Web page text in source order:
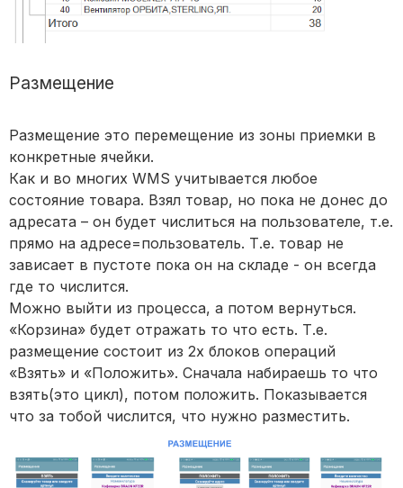
Размещение
Размещение это перемещение из зоны приемки в
конкретные ячейки.
Как и во многих WMS учитывается любое
состояние товара. Взял товар, но пока не донес до
адресата – он будет числиться на пользователе, т.е.
прямо на адресе=пользователь. Т.е. товар не
зависает в пустоте пока он на складе - он всегда
где то числится.
Можно выйти из процесса, а потом вернуться.
«Корзина» будет отражать то что есть. Т.е.
размещение состоит из 2х блоков операций
«Взять» и «Положить». Сначала набираешь то что
взять(это цикл), потом положить. Показывается
что за тобой числится, что нужно разместить.